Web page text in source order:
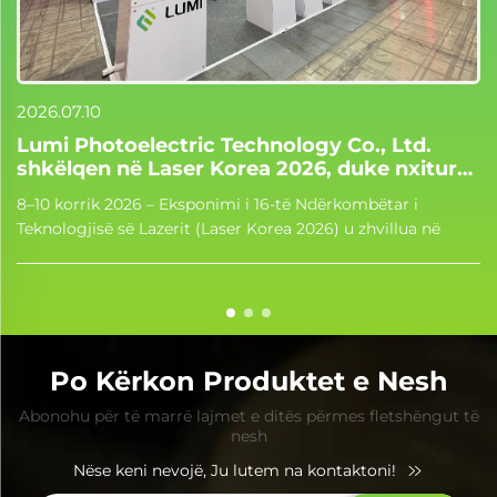
2026.07.10
Lumi Photoelectric Technology Co., Ltd.
shkëlqen në Laser Korea 2026, duke nxitur
zgjerimin e saj ndërkombëtar
8–10 korrik 2026 – Eksponimi i 16-të Ndërkombëtar i
Teknologjisë së Lazerit (Laser Korea 2026) u zhvillua në
Po Kërkon Produktet e Nesh
Abonohu për të marrë lajmet e ditës përmes fletshëngut të
nesh
Nëse keni nevojë, Ju lutem na kontaktoni!